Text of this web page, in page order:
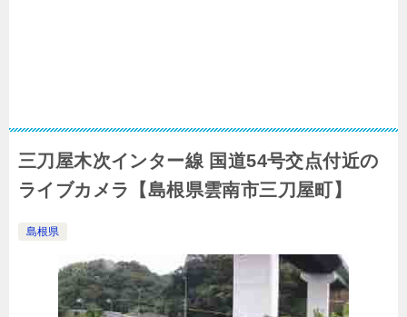
三刀屋木次インター線 国道54号交点付近の
ライブカメラ【島根県雲南市三刀屋町】
島根県